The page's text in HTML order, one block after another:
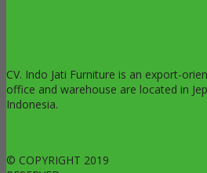
CV. Indo Jati Furniture is an export-
office and warehouse are located in
Indonesia.
© COPYRIGHT 2019